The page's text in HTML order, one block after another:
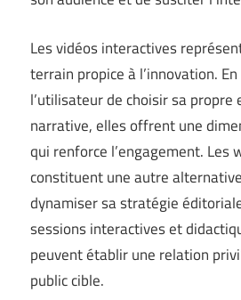
Les vidéos interactives
terrain propice à l’innovation.
l’utilisateur de choisir sa propre
narrative, elles offrent une
qui renforce l’engagement. Les
constituent une autre
dynamiser sa stratégie
sessions interactives et
peuvent établir une relation
public cible.